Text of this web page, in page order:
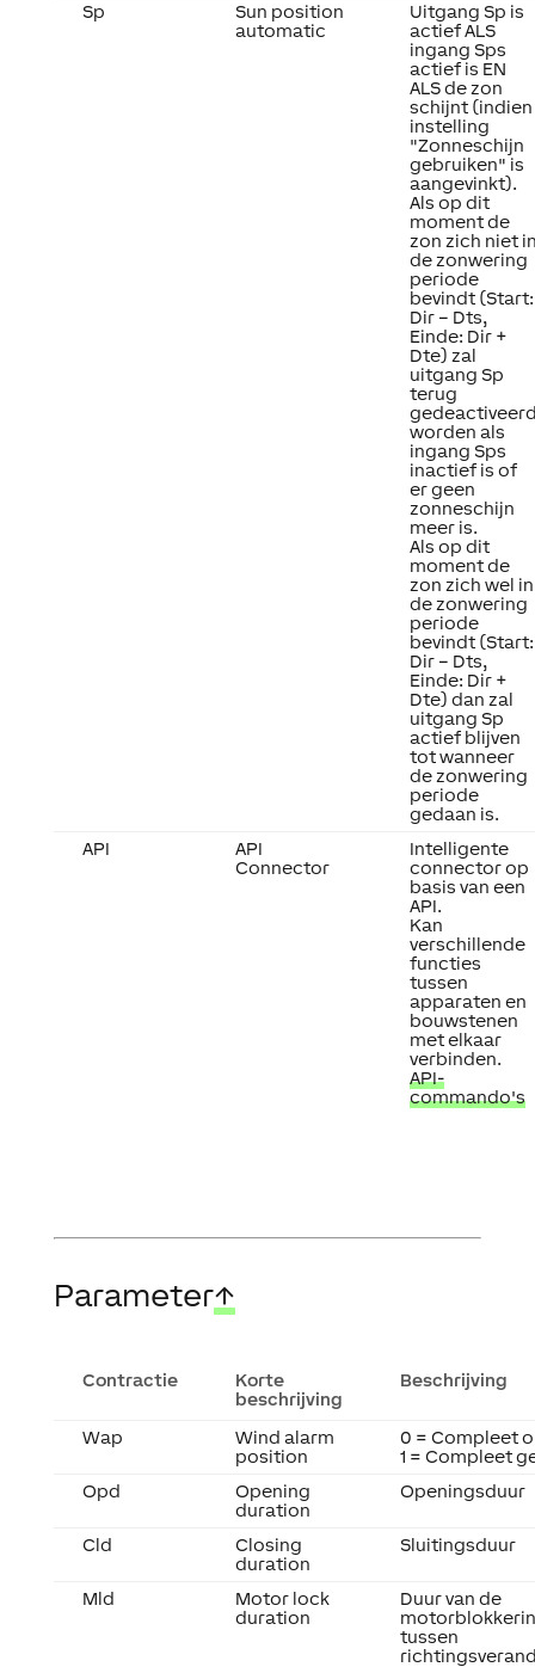
Sp
Sun position
automatic
Uitgang Sp is
actief ALS
ingang Sps
actief is EN
ALS de zon
schijnt (indien
instelling
"Zonneschijn
gebruiken" is
aangevinkt).
Als op dit
moment de
zon zich niet
de zonwering
periode
bevindt (Start:
Dir – Dts,
Einde: Dir +
Dte) zal
uitgang Sp
terug
worden als
ingang Sps
inactief is of
er geen
zonneschijn
meer is.
Als op dit
moment de
zon zich wel in
de zonwering
periode
bevindt (Start:
Dir – Dts,
Einde: Dir +
Dte) dan zal
uitgang Sp
actief blijven
tot wanneer
de zonwering
periode
gedaan is.
API
API
Connector
Intelligente
connector op
basis van een
API.
Kan
verschillende
functies
tussen
apparaten en
bouwstenen
met elkaar
verbinden.
API-
commando's
Parameter↑
Contractie
Korte
beschrijving
Beschrijving
Wap
Wind alarm
position
0 = Compleet
1 = Compleet
Opd
Opening
duration
Openingsduur
Cld
Closing
duration
Sluitingsduur
Mld
Motor lock
duration
Duur van de
tussen